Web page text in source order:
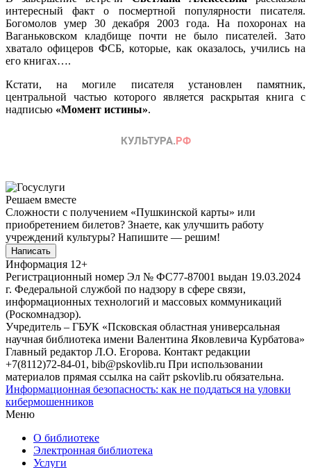
интересный факт о посмертной популярности писателя.
Богомолов умер 30 декабря 2003 года. На похоронах на
Ваганьковском кладбище почти не было писателей. Зато
хватало офицеров ФСБ, которые, как оказалось, учились на
его книгах….
Кстати, на могиле писателя установлен памятник,
центральной частью которого является раскрытая книга с
надписью «Момент истины».
Решаем вместе
Сложности с получением «Пушкинской карты» или
приобретением билетов? Знаете, как улучшить работу
учреждений культуры? Напишите — решим!
Написать
Информация 12+
Регистрационный номер Эл № ФС77-87001 выдан 19.03.2024
г. Федеральной службой по надзору в сфере связи,
информационных технологий и массовых коммуникаций
(Роскомнадзор).
Учредитель – ГБУК «Псковская областная универсальная
научная библиотека имени Валентина Яковлевича Курбатова»
Главный редактор Л.О. Егорова. Контакт редакции
+7(8112)72-84-01, bib@pskovlib.ru При использовании
материалов прямая ссылка на сайт pskovlib.ru обязательна.
Информационная безопасность: как не поддаться на уловки
кибермошенников
Меню
О библиотеке
Электронная библиотека
Услуги